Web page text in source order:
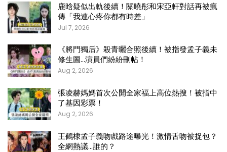
鹿晗疑似出軌後續！關曉彤和宋亞軒對話再被瘋
傳「我連心疼你都有時差」
Jul 7, 2026
《將門獨后》殺青曬合照後續！被指發孟子義未
修生圖…演員們紛紛刪帖！
Aug 2, 2026
張凌赫媽媽首次公開全家福上高位熱搜！被指中
了基因彩票！
Aug 2, 2026
王鶴棣孟子義吻戲路途曝光！激情舌吻被捉包？
全網熱議…誰的？